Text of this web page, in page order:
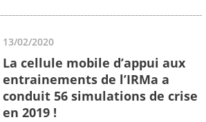
13/02/2020
La cellule mobile d’appui aux
entrainements de l’IRMa a
conduit 56 simulations de crise
en 2019 !